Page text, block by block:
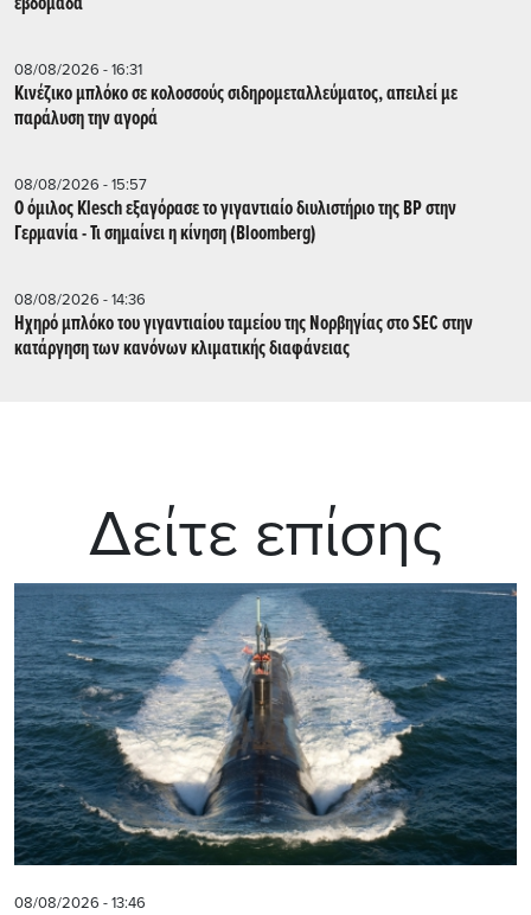
08/08/2026 - 16:31
Κινέζικο μπλόκο σε κολοσσούς σιδηρομεταλλεύματος, απειλεί με
παράλυση την αγορά
08/08/2026 - 15:57
Ο όμιλος Klesch εξαγόρασε το γιγαντιαίο διυλιστήριο της BP στην
Γερμανία - Τι σημαίνει η κίνηση (Βloomberg)
08/08/2026 - 14:36
Ηχηρό μπλόκο του γιγαντιαίου ταμείου της Νορβηγίας στο SEC στην
κατάργηση των κανόνων κλιματικής διαφάνειας
Δείτε επίσης
08/08/2026 - 13:46